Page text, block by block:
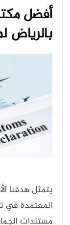
أفضل
بالرياض
يتمثل هدفنا
المعتمدة في
مستندات